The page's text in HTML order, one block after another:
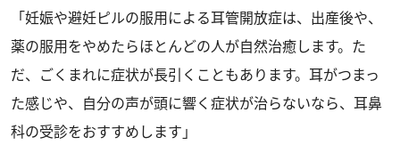
「妊娠や避妊ピルの服用による耳管開放症は、出産後や、
薬の服用をやめたらほとんどの人が自然治癒します。た
だ、ごくまれに症状が長引くこともあります。耳がつまっ
た感じや、自分の声が頭に響く症状が治らないなら、耳鼻
科の受診をおすすめします」